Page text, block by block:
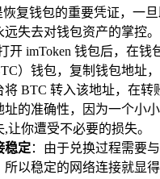
恢复钱包的重要凭证，一
失去对钱包资产的掌控。
开 imToken 钱包后，在钱
）钱包，复制钱包地址
将 BTC 转入该地址，在转
址的准确性，因为一个小
让你遭受不必要的损失。
稳定：由于兑换过程需要
所以稳定的网络连接就显